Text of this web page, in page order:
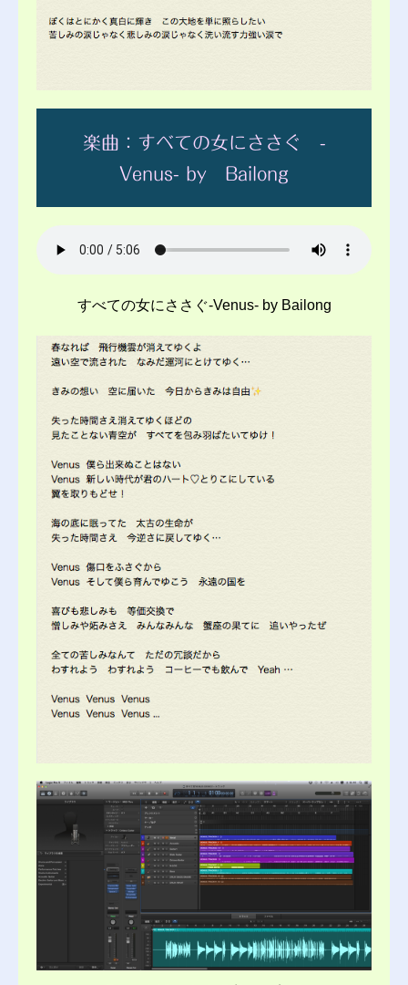
楽曲：すべての女にささぐ -
Venus- by Bailong
すべての女にささぐ-Venus- by Bailong